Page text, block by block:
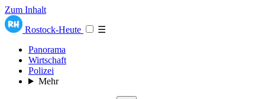
Zum Inhalt
Rostock-Heute
☰
Panorama
Wirtschaft
Polizei
Mehr